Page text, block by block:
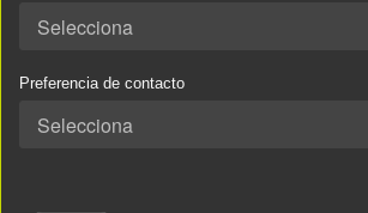
Preferencia de contacto